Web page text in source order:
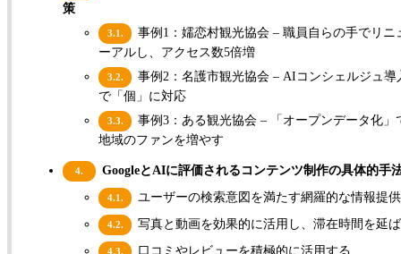
策
3.1.
事例1：嬬恋村観光協会 – 職員自らの手でリニ
ーアルし、アクセス数5倍増
3.2.
事例2：名護市観光協会 – AIコンシェルジュ導
で「個」に対応
3.3.
事例3：ある観光協会 – 「オープンデータ化」
地域のファンを増やす
4. GoogleとAIに評価されるコンテンツ制作の具体的手
4.1. ユーザーの検索意図を満たす網羅的な情報提供
4.2. 写真と動画を効果的に活用し、滞在時間を延
4.3. 口コミやレビューを積極的に活用する